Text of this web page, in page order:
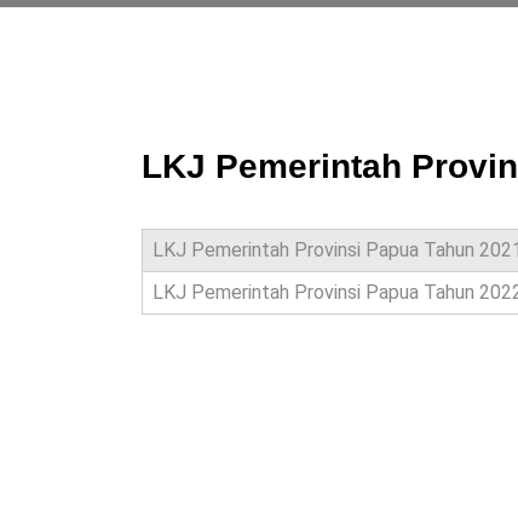
LKJ Pemerintah
LKJ Pemerintah Provinsi Papua Tahun 2021
LKJ Pemerintah Provinsi Papua Tahun